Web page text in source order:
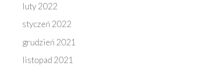
luty 2022
styczeń 2022
grudzień 2021
listopad 2021